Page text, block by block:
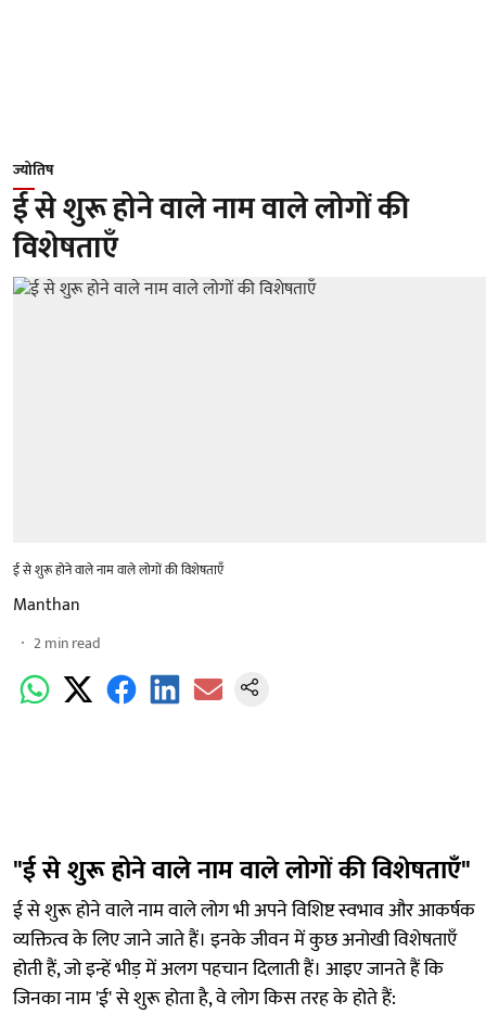
ज्योतिष
ई से शुरू होने वाले नाम वाले लोगों की
विशेषताएँ
ई से शुरू होने वाले नाम वाले लोगों की विशेषताएँ
Manthan
2min read
"ई से शुरू होने वाले नाम वाले लोगों की विशेषताएँ"
ई से शुरू होने वाले नाम वाले लोग भी अपने विशिष्ट स्वभाव और आकर्षक
व्यक्तित्व के लिए जाने जाते हैं। इनके जीवन में कुछ अनोखी विशेषताएँ
होती हैं, जो इन्हें भीड़ में अलग पहचान दिलाती हैं। आइए जानते हैं कि
जिनका नाम 'ई' से शुरू होता है, वे लोग किस तरह के होते हैं: